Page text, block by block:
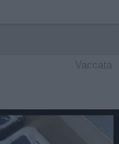
Vaccata